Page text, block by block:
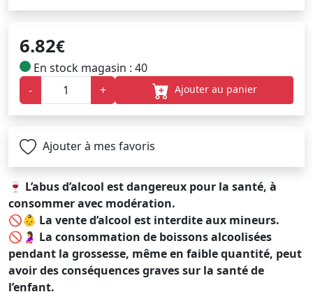
6.82€
En stock magasin : 40
-
+ Ajouter au panier
Ajouter à mes favoris
🍷 L’abus d’alcool est dangereux pour la santé, à
consommer avec modération.
🚫👶 La vente d’alcool est interdite aux mineurs.
🚫🤰 La consommation de boissons alcoolisées
pendant la grossesse, même en faible quantité, peut
avoir des conséquences graves sur la santé de
l’enfant.